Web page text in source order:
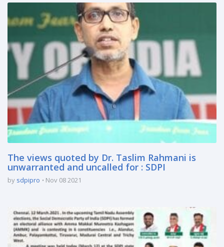
The views quoted by Dr. Taslim Rahmani is
unwarranted and uncalled for : SDPI
by sdpipro Nov 08 2021